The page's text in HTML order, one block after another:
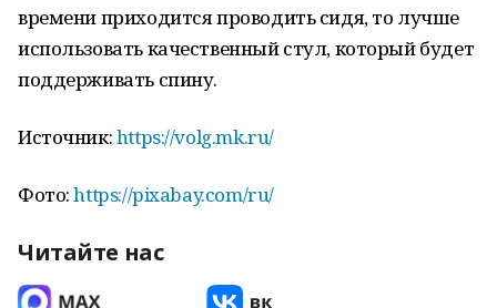
времени приходится проводить сидя, то лучше
использовать качественный стул, который будет
поддерживать спину.
Источник:https://volg.mk.ru/
Фото:https://pixabay.com/ru/
Читайте нас